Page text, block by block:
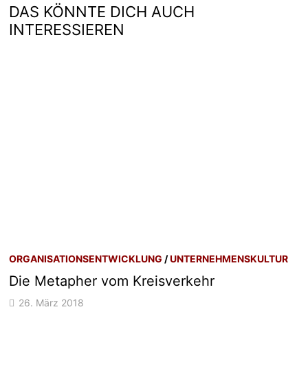
DAS KÖNNTE DICH AUCH
INTERESSIEREN
ORGANISATIONSENTWICKLUNG /UNTERNEHMENSKULTUR
Die Metapher vom Kreisverkehr
26. März 2018